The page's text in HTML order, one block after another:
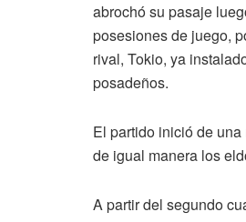
abrochó su pasaje
posesiones de juego,
rival, Tokio, ya
posadeños.
El partido inició de
de igual manera los
A partir del segundo